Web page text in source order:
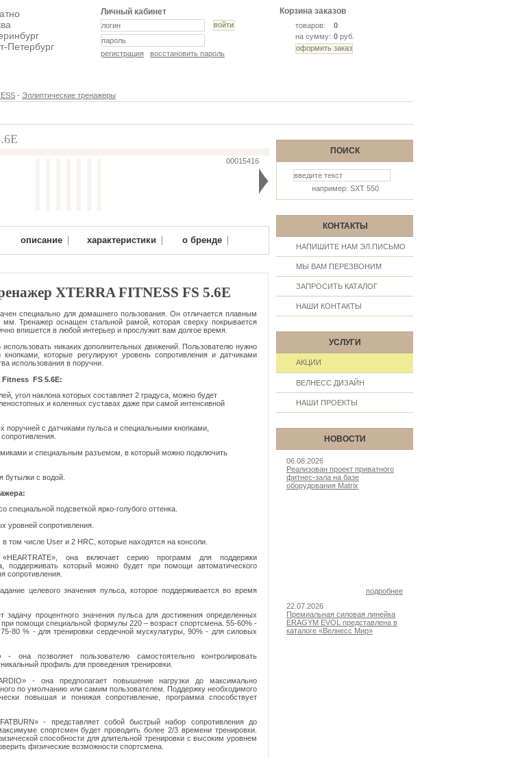
Петербург
Личный кабинет
регистрация восстановить пароль
Корзина заказов
товаров:
0
на сумму: 0 руб.
- Эллиптические тренажеры
00015416♦
описание | характеристики | о бренде |
XTERRA FITNESS FS 5.6E
специально для домашнего пользования. Он отличается плавным
Тренажер оснащен стальной рамой, которая сверху покрывается
впишется в любой интерьер и прослужит вам долгое время.
никаких дополнительных движений. Пользователю нужно
кнопками, которые регулируют уровень сопротивления и датчиками
использования в поручни.
FS 5.6E:
угол наклона которых составляет 2 градуса, можно будет
и коленных суставах даже при самой интенсивной
поручней с датчиками пульса и специальными кнопками,
и специальным разъемом, в который можно подключить
с водой.
подсветкой ярко-голубого оттенка.
уровней сопротивления.
том числе User и 2 HRC, которые находятся на консоли.
«HEARTRATE», она включает серию программ для поддержки
поддерживать который можно будет при помощи автоматического
сопротивления.
целевого значения пульса, которое поддерживается во время
задачу процентного значения пульса для достижения определенных
помощи специальной формулы 220 – возраст спортсмена. 55-60% -
80 % - для тренировки сердечной мускулатуры, 90% - для силовых
- она позволяет пользователю самостоятельно контролировать
профиль для проведения тренировки.
- она предполагает повышение нагрузки до максимально
по умолчанию или самим пользователем. Поддержку необходимого
повышая и понижая сопротивление, программа способствует
- представляет собой быстрый набор сопротивления до
спортсмен будет проводить более 2/3 времени тренировки.
способности для длительной тренировки с высоким уровнем
физические возможности спортсмена.
ПОИСК
например: SXT 550
КОНТАКТЫ
НАПИШИТЕ НАМ ЭЛ.ПИСЬМО
МЫ ВАМ ПЕРЕЗВОНИМ
ЗАПРОСИТЬ КАТАЛОГ
НАШИ КОНТАКТЫ
УСЛУГИ
АКЦИИ
ВЕЛНЕСС ДИЗАЙН
НАШИ ПРОЕКТЫ
НОВОСТИ
06.08.2026
Реализован проект приватного
фитнес-зала на базе
оборудования Matrix
подробнее
22.07.2026
Премиальная силовая линейка
ERAGYM EVOL представлена в
каталоге «Велнесс Мир»